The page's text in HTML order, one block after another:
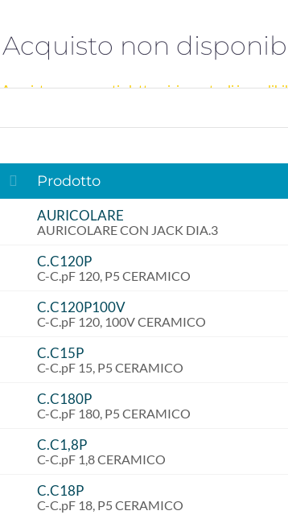
Electronic
Acquista componenti elettronici a costo di
Acquisto non
Prodotto
AURICOLARE
AURICOLARE CON JACK DIA.3
C.C120P
C-C.pF 120, P5 CERAMICO
C.C120P100V
C-C.pF 120, 100V CERAMICO
C.C15P
C-C.pF 15, P5 CERAMICO
C.C180P
C-C.pF 180, P5 CERAMICO
C.C1,8P
C-C.pF 1,8 CERAMICO
C.C18P
C-C.pF 18, P5 CERAMICO